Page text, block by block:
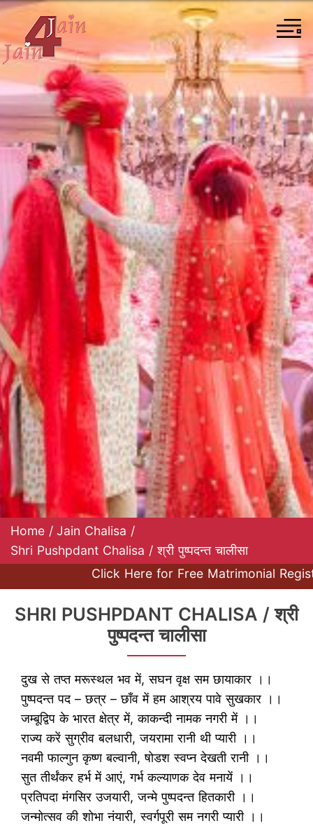
Home / Jain Chalisa /
Shri Pushpdant Chalisa / श्री पुष्पदन्त चालीसा
Click Here for Free Matrimonial
SHRI PUSHPDANT CHALISA / श्री
पुष्पदन्त चालीसा
दुख से तप्त मरूस्थल भव में, सघन वृक्ष सम छायाकार ।।
पुष्पदन्त पद – छत्र – छाँव में हम आश्रय पावे सुखकार ।।
जम्बूद्विप के भारत क्षेत्र में, काकन्दी नामक नगरी में ।।
राज्य करें सुग्रीव बलधारी, जयरामा रानी थी प्यारी ।।
नवमी फाल्गुन कृष्ण बल्वानी, षोडश स्वप्न देखती रानी ।।
सुत तीर्थंकर हर्भ में आएं, गर्भ कल्याणक देव मनायें ।।
प्रतिपदा मंगसिर उजयारी, जन्मे पुष्पदन्त हितकारी ।।
जन्मोत्सव की शोभा नंयारी, स्वर्गपूरी सम नगरी प्यारी ।।